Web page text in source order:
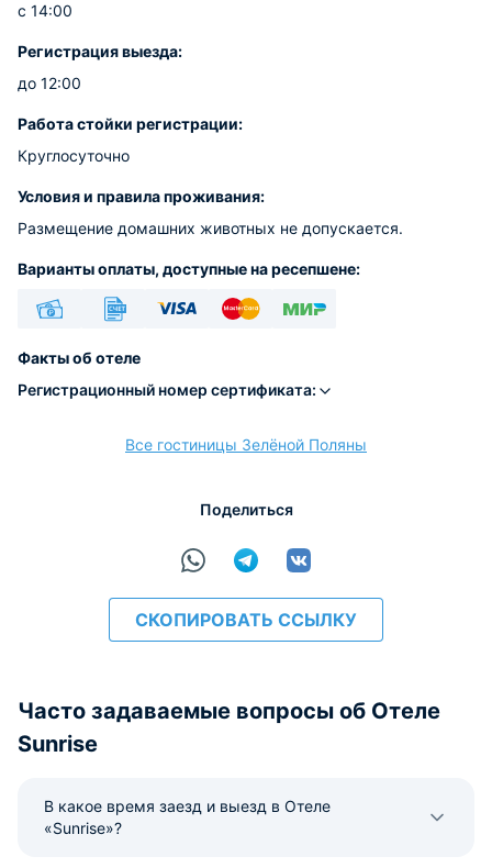
с 14:00
Регистрация выезда:
до 12:00
Работа стойки регистрации:
Круглосуточно
Условия и правила проживания:
Размещение домашних животных не допускается.
Варианты оплаты, доступные на ресепшене:
расчёт
Факты об отеле
Регистрационный номер сертификата:
Все гостиницы Зелёной Поляны
Поделиться
СКОПИРОВАТЬ ССЫЛКУ
Часто задаваемые вопросы об Отеле
Sunrise
В какое время заезд и выезд в Отеле
«Sunrise»?